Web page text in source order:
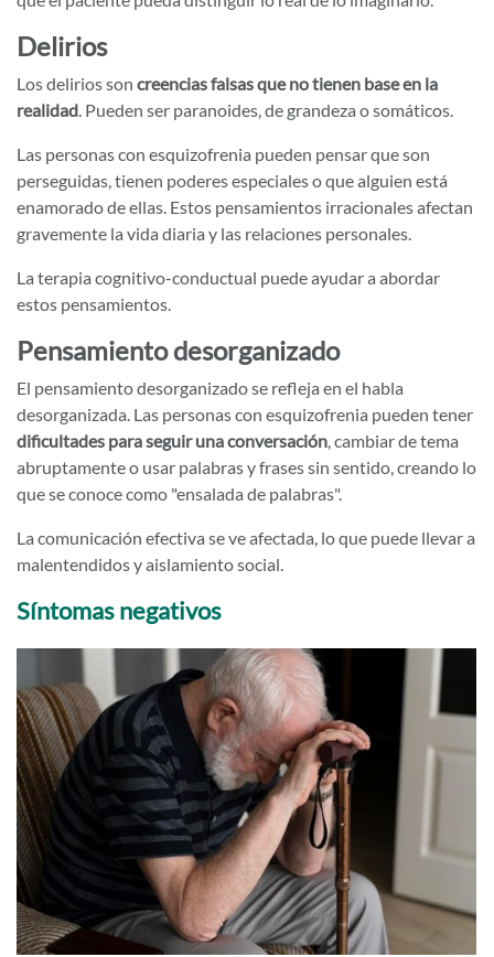
Delirios
Los delirios son creencias falsas que no tienen base en la
realidad . Pueden ser paranoides, de grandeza o somáticos.
Las personas con esquizofrenia pueden pensar que son
perseguidas, tienen poderes especiales o que alguien está
enamorado de ellas. Estos pensamientos irracionales afectan
gravemente la vida diaria y las relaciones personales.
La terapia cognitivo-conductual puede ayudar a abordar
estos pensamientos.
Pensamiento desorganizado
El pensamiento desorganizado se refleja en el habla
desorganizada. Las personas con esquizofrenia pueden tener
dificultades para seguir una conversación , cambiar de tema
abruptamente o usar palabras y frases sin sentido, creando lo
que se conoce como "ensalada de palabras".
La comunicación efectiva se ve afectada, lo que puede llevar a
malentendidos y aislamiento social.
Síntomas negativos